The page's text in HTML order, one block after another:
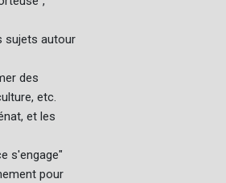
sujets autour
des
etc.
et les
s'engage"
pour